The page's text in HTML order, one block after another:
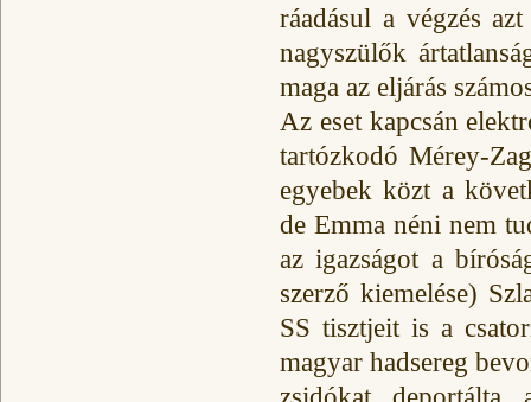
ráadásul a végzés
nagyszülők
maga az eljárás
Az eset kapcsán
tartózkodó Mérey-
egyebek közt a
de Emma néni nem
az igazságot a
szerző kiemelése)
SS tisztjeit is a
magyar hadsereg